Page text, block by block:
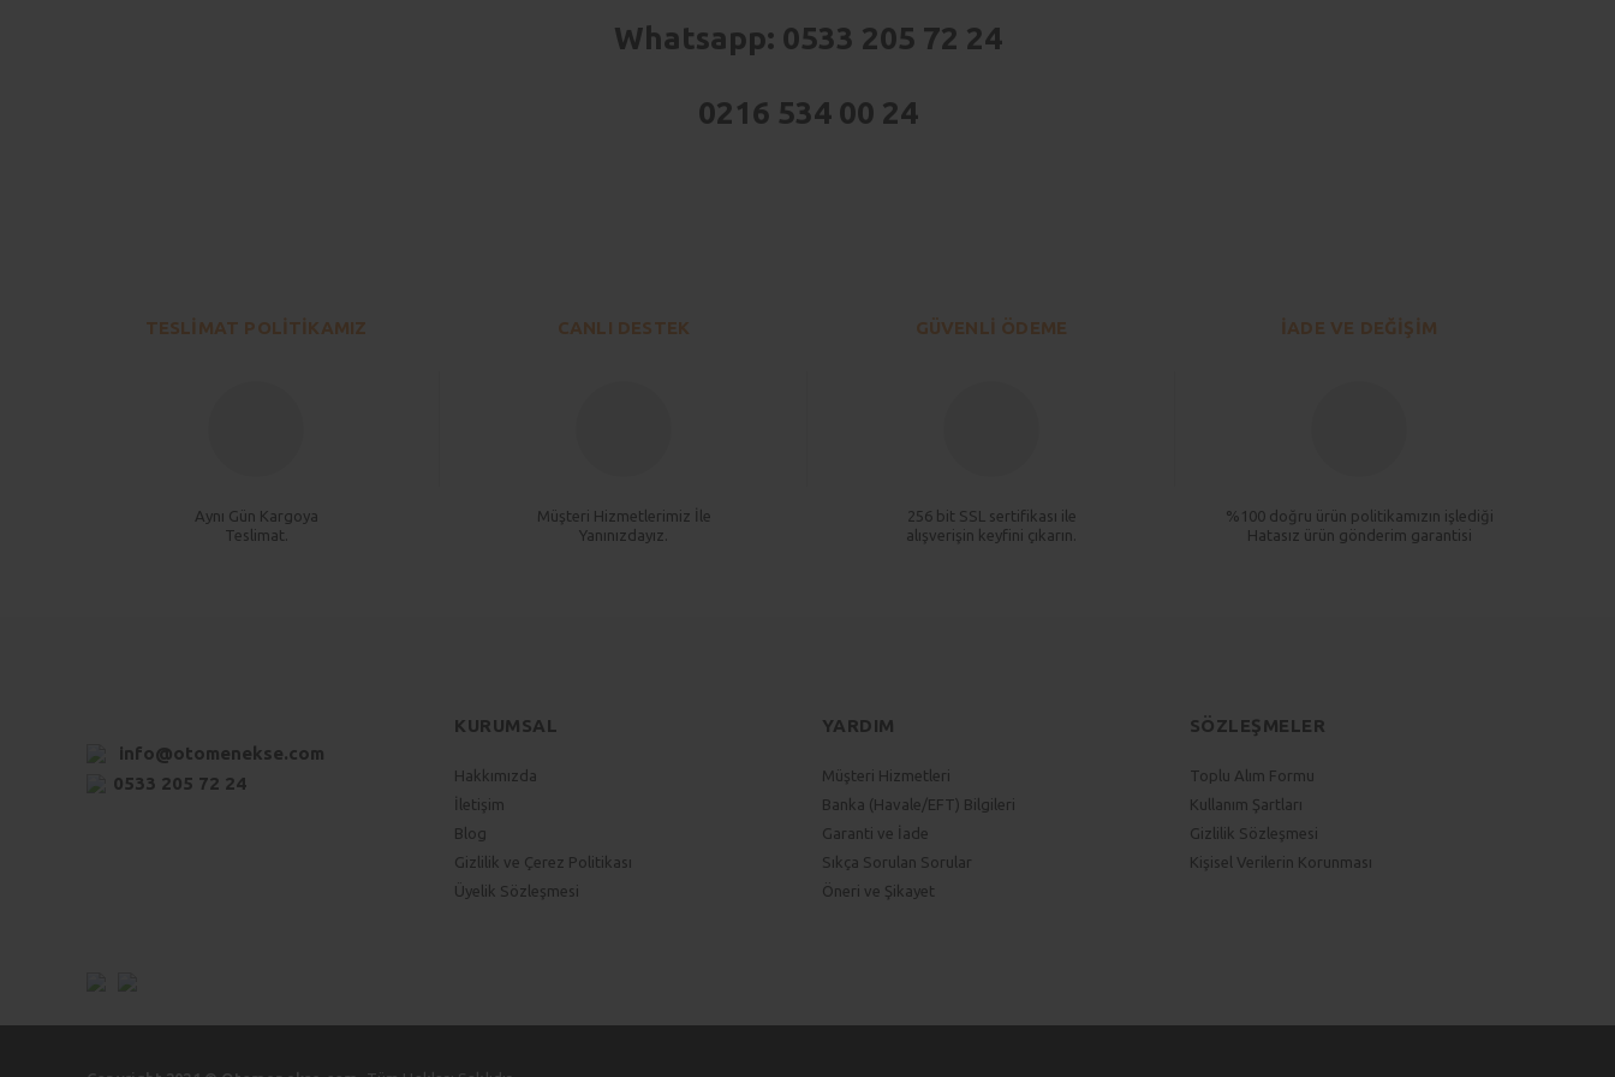
Whatsapp: 0533 205 72 24
0216 534 00 24
Ürün açıklamasında eksik bilgiler bulunuyor.
TESLİMAT POLİTİKAMIZ
Aynı Gün Kargoya
Teslimat.
CANLI DESTEK
Müşteri Hizmetlerimiz İle
Yanınızdayız.
GÜVENLİ ÖDEME
256 bit SSL sertifikası ile
alışverişin keyfini çıkarın.
İADE VE DEĞİŞİM
%100 doğru ürün politikamızın işlediği
Hatasız ürün gönderim garantisi
info@otomenekse.com
0533 205 72 24
KURUMSAL
Hakkımızda
İletişim
Blog
Gizlilik ve Çerez Politikası
Üyelik Sözleşmesi
YARDIM
Müşteri Hizmetleri
Banka (Havale/EFT) Bilgileri
Garanti ve İade
Sıkça Sorulan Sorular
Öneri ve Şikayet
SÖZLEŞMELER
Toplu Alım Formu
Kullanım Şartları
Gizlilik Sözleşmesi
Kişisel Verilerin Korunması